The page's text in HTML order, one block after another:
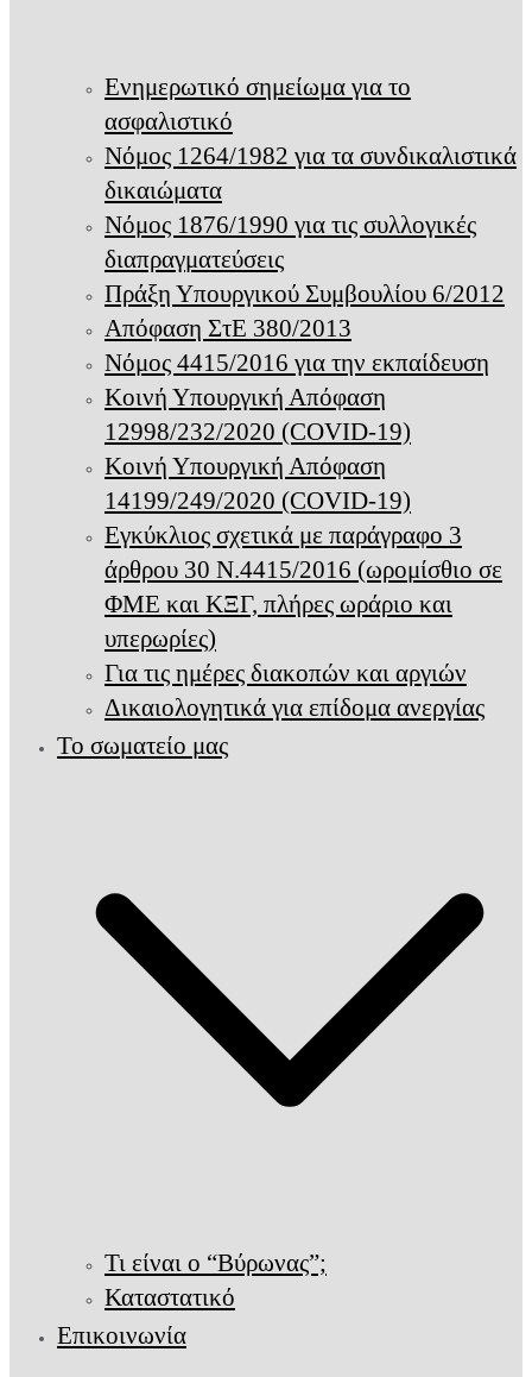
Ενημερωτικό σημείωμα για το
ασφαλιστικό
Νόμος 1264/1982 για τα συνδικαλιστικά
δικαιώματα
Νόμος 1876/1990 για τις συλλογικές
διαπραγματεύσεις
Πράξη Υπουργικού Συμβουλίου 6/2012
Απόφαση ΣτΕ 380/2013
Νόμος 4415/2016 για την εκπαίδευση
Κοινή Υπουργική Απόφαση
12998/232/2020 (COVID-19)
Κοινή Υπουργική Απόφαση
14199/249/2020 (COVID-19)
Εγκύκλιος σχετικά με παράγραφο 3
άρθρου 30 Ν.4415/2016 (ωρομίσθιο σε
ΦΜΕ και ΚΞΓ, πλήρες ωράριο και
υπερωρίες)
Για τις ημέρες διακοπών και αργιών
Δικαιολογητικά για επίδομα ανεργίας
Το σωματείο μας
Τι είναι ο “Βύρωνας”;
Καταστατικό
Επικοινωνία